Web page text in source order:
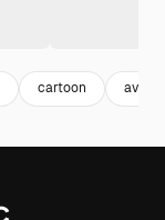
cartoon avatar